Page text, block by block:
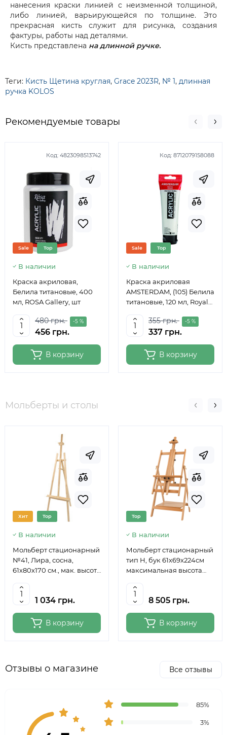
нанесения краски линией с неизменной толщиной,
либо линией, варьирующейся по толщине. Это
прекрасная кисть служит для рисунка, создания
фактуры, работы над деталями.
Кисть представлена на длинной ручке.
Теги: Кисть Щетина круглая, Grace 2023R, № 1, длинная
ручка KOLOS
Рекомендуемые товары
Код: 4823098513742
Sale Top
В наличии
Краска акриловая,
Белила титановые, 400
мл, ROSA Gallery, шт
480 грн. -5 %
456 грн.
В корзину
Код: 8712079158088
Sale Top
В наличии
Краска акриловая
AMSTERDAM, (105) Белила
титановые, 120 мл, Royal
355 грн. -5 %
337 грн.
В корзину
Мольберты и столы
Хит Top
В наличии
Мольберт стационарный
№41, Лира, сосна,
61х80х170 см., мак. высота
Studio
1 034 грн.
В корзину
Top
В наличии
Мольберт стационарный
тип Н, бук 61x69x224см
максимальная высота
6059
8 505 грн.
В корзину
Отзывы о магазине Все отзывы
85%
3%